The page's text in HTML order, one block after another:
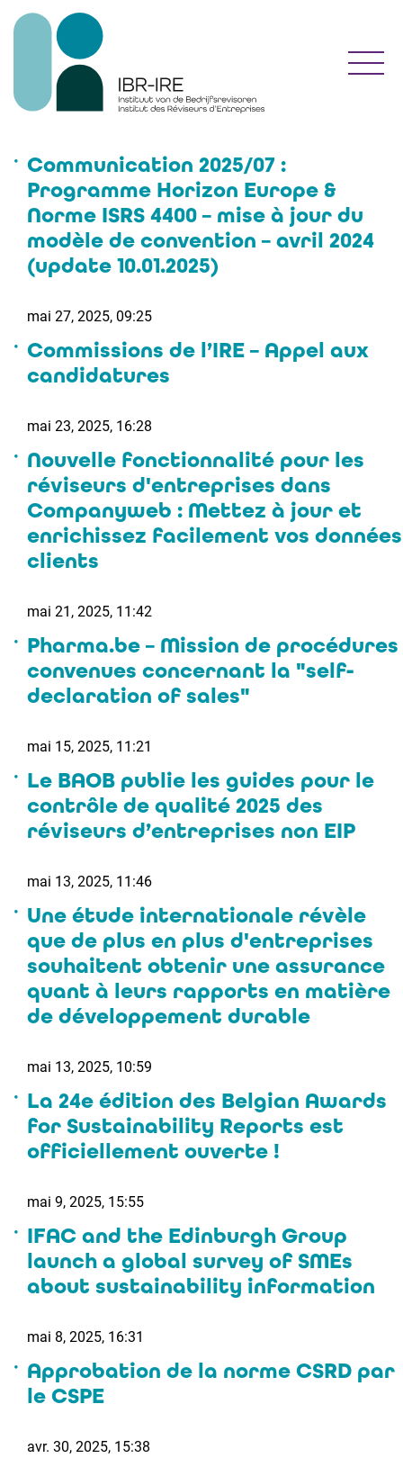
Communication 2025/07 :
Programme Horizon Europe &
Norme ISRS 4400 – mise à jour du
modèle de convention – avril 2024
(update 10.01.2025)
mai 27, 2025, 09:25
Commissions de l’IRE – Appel aux
candidatures
mai 23, 2025, 16:28
Nouvelle fonctionnalité pour les
réviseurs d'entreprises dans
Companyweb : Mettez à jour et
enrichissez facilement vos données
clients
mai 21, 2025, 11:42
Pharma.be – Mission de procédures
convenues concernant la "self-
declaration of sales"
mai 15, 2025, 11:21
Le BAOB publie les guides pour le
contrôle de qualité 2025 des
réviseurs d’entreprises non EIP
mai 13, 2025, 11:46
Une étude internationale révèle
que de plus en plus d'entreprises
souhaitent obtenir une assurance
quant à leurs rapports en matière
de développement durable
mai 13, 2025, 10:59
La 24e édition des Belgian Awards
for Sustainability Reports est
officiellement ouverte !
mai 9, 2025, 15:55
IFAC and the Edinburgh Group
launch a global survey of SMEs
about sustainability information
mai 8, 2025, 16:31
Approbation de la norme CSRD par
le CSPE
avr. 30, 2025, 15:38